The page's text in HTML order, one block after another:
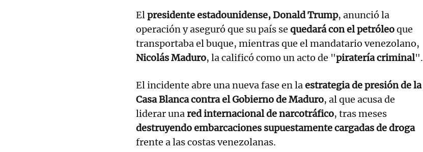
Elpresidente estadounidense, Donald Trump, anunció la
operación y aseguró que su país se quedará con el petróleoque
transportaba el buque, mientras que el mandatario venezolano,
Nicolás Maduro, la calificó como un acto de "piratería criminal".
El incidente abre una nueva fase en laestrategia de presión de la
Casa Blanca contra el Gobierno de Maduro, al que acusa de
liderar unared internacional de narcotráfico, tras meses
destruyendo embarcaciones supuestamente cargadas de droga
frente a las costas venezolanas.